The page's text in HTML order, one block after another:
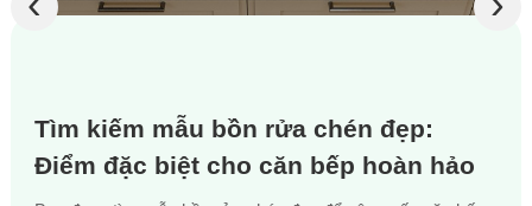
Tìm kiếm mẫu bồn rửa chén đẹp:
Điểm đặc biệt cho căn bếp hoàn hảo